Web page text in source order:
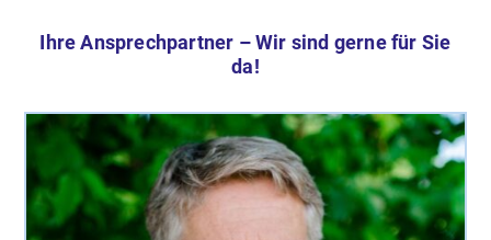
Ihre Ansprechpartner – Wir sind gerne für Sie
da!